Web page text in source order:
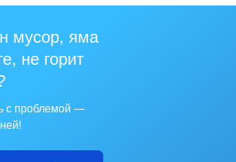
мусор, яма
не горит
с проблемой —